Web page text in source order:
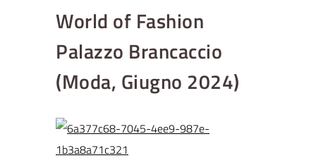
World of Fashion
Palazzo Brancaccio
(Moda, Giugno 2024)